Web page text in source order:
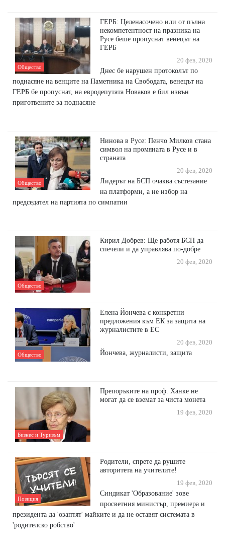
Общество
ГЕРБ: Целенасочено или от пълна
некомпетентност на празника на
Русе беше пропуснат венецът на
ГЕРБ
20 фев, 2020
Днес бе нарушен протоколът по
поднасяне на венците на Паметника на Свободата, венецът на
ГЕРБ бе пропуснат, на евродепутата Новаков е бил извън
приготвените за поднасяне
Общество
Нинова в Русе: Пенчо Милков стана
символ на промяната в Русе и в
страната
20 фев, 2020
Лидерът на БСП очаква състезание
на платформи, а не избор на
председател на партията по симпатии
Общество
Кирил Добрев: Ще работя БСП да
спечели и да управлява по-добре
20 фев, 2020
Общество
Елена Йончева с конкретни
предложения към ЕК за защита на
журналистите в ЕС
20 фев, 2020
Йончева, журналисти, защита
Бизнес и Туризъм
Препоръките на проф. Ханке не
могат да се вземат за чиста монета
19 фев, 2020
Позиция
Родители, спрете да рушите
авторитета на учителите!
19 фев, 2020
Синдикат 'Образование' зове
просветния министър, премиера и
президента да 'озаптят' майките и да не оставят системата в
'родителско робство'